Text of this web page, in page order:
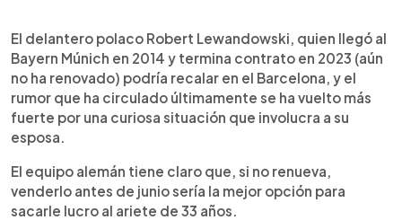
► Escuchar artículo
El delantero polaco Robert Lewandowski, quien llegó al
Bayern Múnich en 2014 y termina contrato en 2023 (aún
no ha renovado) podría recalar en el Barcelona, y el
rumor que ha circulado últimamente se ha vuelto más
fuerte por una curiosa situación que involucra a su
esposa.
El equipo alemán tiene claro que, si no renueva,
venderlo antes de junio sería la mejor opción para
sacarle lucro al ariete de 33 años.